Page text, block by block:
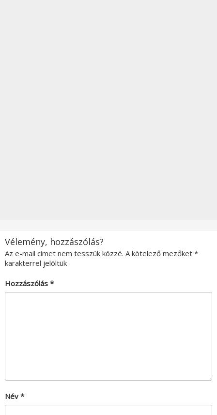
Vélemény, hozzászólás?
Az e-mail címet nem tesszük közzé. A kötelező mezőket *
karakterrel jelöltük
Hozzászólás *
Név *